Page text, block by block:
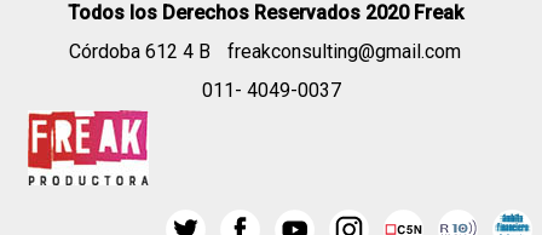
Todos los Derechos Reservados 2020 Freak
Córdoba 612 4 B
freakconsulting@gmail.com
011- 4049-0037